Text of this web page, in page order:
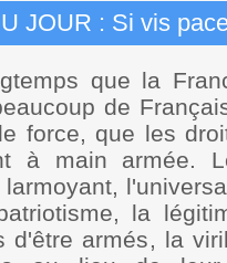
JOUR : Si vis
que la
de
force, que les
à main armée.
larmoyant,
la
d'être armés, la